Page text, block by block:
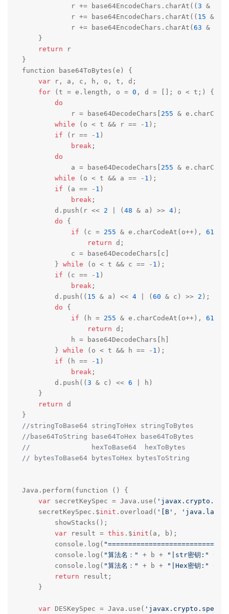
            r += base64EncodeChars.charAt((
3 & h)
            r += base64EncodeChars.charAt((
15 &
            r += base64EncodeChars.charAt(
63 & t)
    }
return r
}
function base64ToBytes(e) {
var r, a, c, h, o, t, d;
for (t = e.length, o = 0 , d = []; o < t;) {
do
            r = base64DecodeChars[
255 &
while (o < t && r == - 1 );
if (r == - 1 )
break;
do
            a = base64DecodeChars[
255 &
while (o < t && a == - 1 );
if (a == - 1 )
break;
        d.push(r <<
2 | ( 48 & a) >> 4);
do {
if (c = 255 & e.charCodeAt(o++), 61
return d;
            c = base64DecodeChars[c]
        }
while (o < t && c == - 1 );
if (c == - 1 )
break;
        d.push((
15 & a) << 4 | ( 60 & c) >> 2 );
do {
if (h = 255 & e.charCodeAt(o++), 61
return d;
            h = base64DecodeChars[h]
        }
while (o < t && h == - 1 );
if (h == - 1 )
break;
        d.push((
3 & c) << 6 | h)
    }
return d
//stringToBase64 stringToHex stringToBytes
//base64ToString base64ToHex base64ToBytes
//               hexToBase64  hexToBytes
// bytesToBase64 bytesToHex bytesToString
Java.perform(function () {
var secretKeySpec = Java.use(
    secretKeySpec.$
init .overload( '[B' ,
        showStacks();
var result = this .$init (a, b);
        console.log(
        console.log(
"算法名：" + b + "|str密钥:"
+
        console.log(
"算法名：" + b + "|Hex密钥:"
+
return result;
    }
var DESKeySpec = Java.use(